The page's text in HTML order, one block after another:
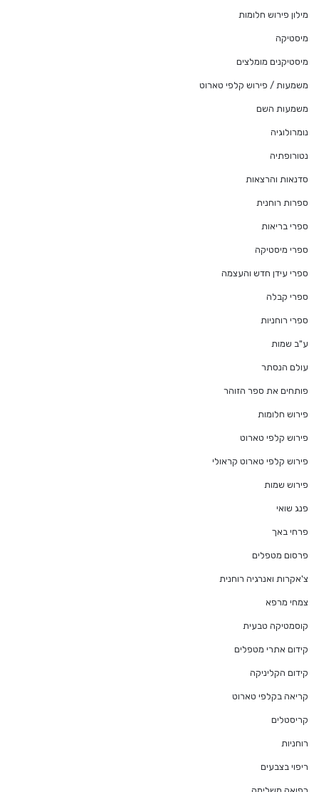
מילון פירוש חלומות
מיסטיקה
מיסטיקנים מומלצים
משמעות / פירוש קלפי טארוט
משמעות השם
נומרולוגיה
נטורופתיה
סדנאות והרצאות
ספרות רוחנית
ספרי בריאות
ספרי מיסטיקה
ספרי עידן חדש והעצמה
ספרי קבלה
ספרי רוחניות
ע"ב שמות
עולם הנסתר
פותחים את ספר הזוהר
פירוש חלומות
פירוש קלפי טארוט
פירוש קלפי טארוט קראולי
פירוש שמות
פנג שואי
פרחי באך
פרסום מטפלים
צ'אקרות ואנרגיה רוחנית
צמחי מרפא
קוסמטיקה טבעית
קידום אתרי מטפלים
קידום הקליניקה
קריאה בקלפי טארוט
קריסטלים
רוחניות
ריפוי בצבעים